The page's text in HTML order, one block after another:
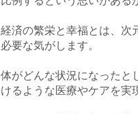
経済の繁栄と幸福とは、次
必要な気がします。
体がどんな状況になったと
けるような医療やケアを実